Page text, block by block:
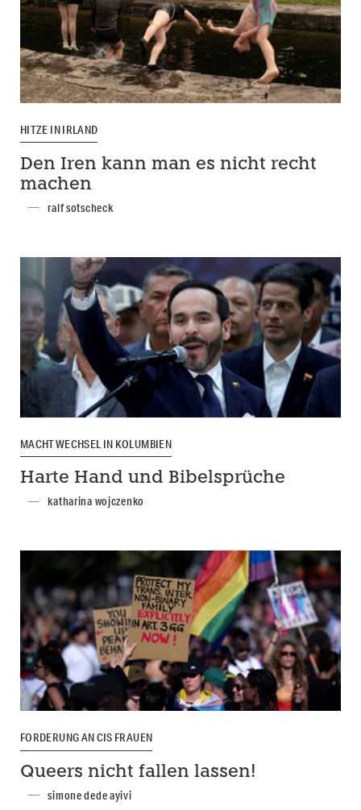
HITZE IN IRLAND
Den Iren kann man es nicht recht
machen
ralf sotscheck
MACHTWECHSEL IN KOLUMBIEN
Harte Hand und Bibelsprüche
katharina wojczenko
FORDERUNG AN CIS FRAUEN
Queers nicht fallen lassen!
simone dede ayivi